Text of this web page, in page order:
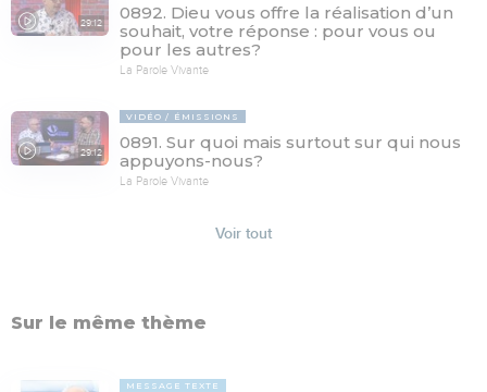
29:12
0892. Dieu vous offre la réalisation d’un
souhait, votre réponse : pour vous ou
pour les autres?
La Parole Vivante
29:12
VIDÉO ÉMISSIONS
0891. Sur quoi mais surtout sur qui nous
appuyons-nous?
La Parole Vivante
Voir tout
Sur le même thème
MESSAGE TEXTE